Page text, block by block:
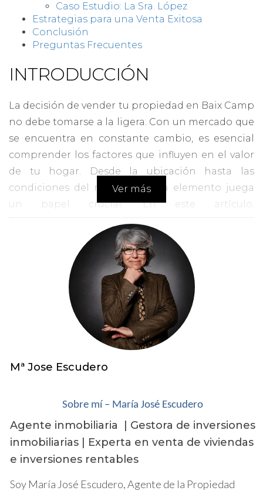
Caso Estudio: La Sra. López
Estrategias para una Venta Exitosa
Conclusión
Preguntas Frecuentes
INTRODUCCIÓN
La decisión de vender tu propiedad en Baix Camp
no debe tomarse a la ligera. Con un mercado que
se encuentra en constante cambio, es esencial
comprender los factores que influyen en el valor
de tu hogar. Desde la ubicación hasta las
condiciones del mercado, cada elemento juega
un papel crucial. En este artículo,
para una venta exitosa y rentable en 2025,
asegurando que obtengas el mejor retorno de tu
TENDENCIAS DEL
MERCADO INMOBILIARIO
mostrado un crecimiento constante en los
a la belleza natural de la región y su proximidad a
ciudades más grandes como Tarragona. Sin
embargo, hay varios factores a considerar antes
de poner tu propiedad en el mercado.
Caso Estudio: La Familia Pérez
Ver más
Mª Jose Escudero
Sobre mí – María José Escudero
Agente inmobiliaria | Gestora de inversiones
inmobiliarias | Experta en venta de viviendas
e inversiones rentables
Soy María José Escudero, Agente de la Propiedad